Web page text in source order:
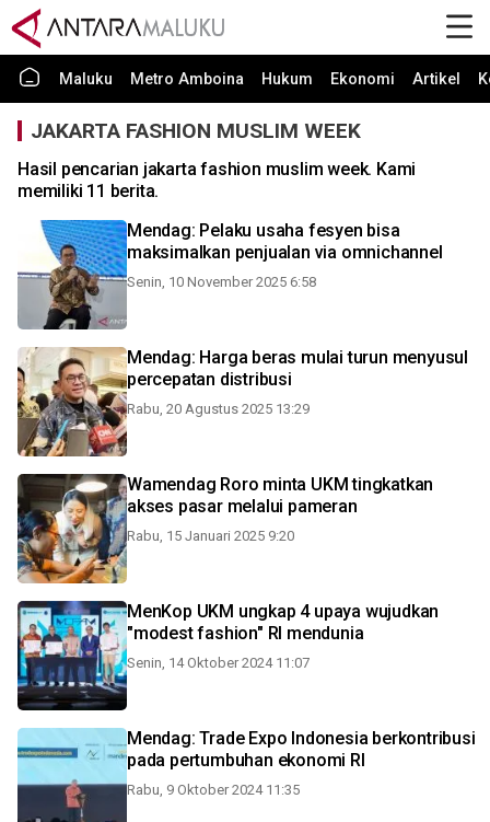
Maluku Metro Amboina Hukum Ekonomi Artikel
JAKARTA FASHION MUSLIM WEEK
Hasil pencarian jakarta fashion muslim week. Kami
memiliki 11 berita.
Mendag: Pelaku usaha fesyen bisa
maksimalkan penjualan via omnichannel
Senin, 10 November 2025 6:58
Mendag: Harga beras mulai turun menyusul
percepatan distribusi
Rabu, 20 Agustus 2025 13:29
Wamendag Roro minta UKM tingkatkan
akses pasar melalui pameran
Rabu, 15 Januari 2025 9:20
MenKop UKM ungkap 4 upaya wujudkan
"modest fashion" RI mendunia
Senin, 14 Oktober 2024 11:07
Mendag: Trade Expo Indonesia berkontribusi
pada pertumbuhan ekonomi RI
Rabu, 9 Oktober 2024 11:35